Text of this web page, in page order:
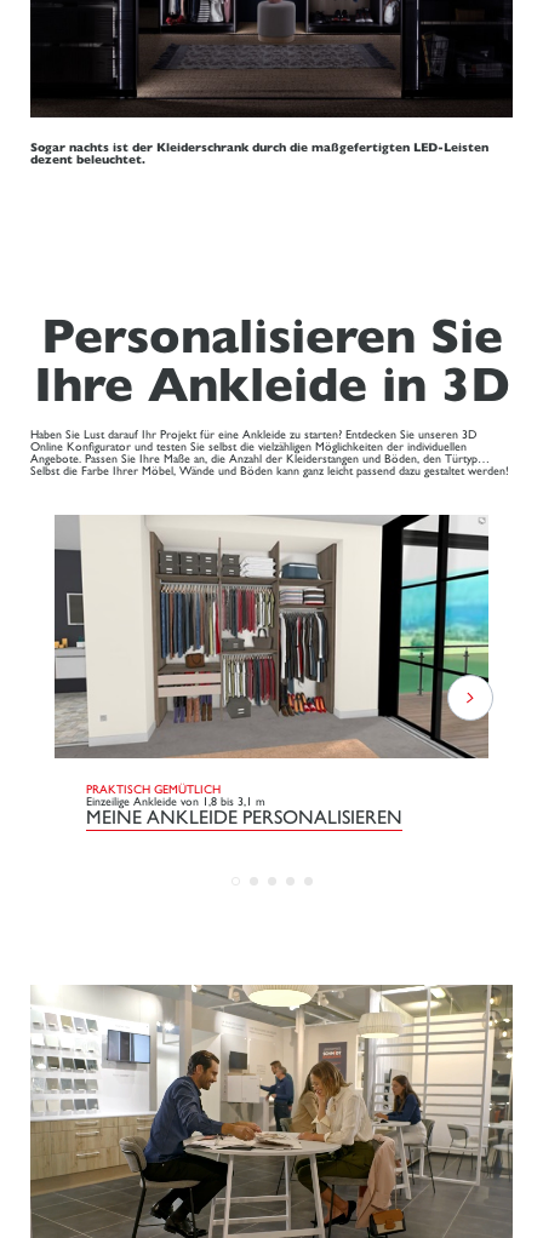
Sogar nachts ist der Kleiderschrank durch die maßgefertigten LED-Leisten
dezent beleuchtet.
Personalisieren Sie
Ihre Ankleide in 3D
Haben Sie Lust darauf Ihr Projekt für eine Ankleide zu starten? Entdecken Sie unseren 3D
Online Konfigurator und testen Sie selbst die vielzähligen Möglichkeiten der individuellen
Angebote. Passen Sie Ihre Maße an, die Anzahl der Kleiderstangen und Böden, den Türtyp…
Selbst die Farbe Ihrer Möbel, Wände und Böden kann ganz leicht passend dazu gestaltet werden!
PRAKTISCH GEMÜTLICH
Einzeilige Ankleide von 1,8 bis 3,1 m
MEINE ANKLEIDE PERSONALISIEREN